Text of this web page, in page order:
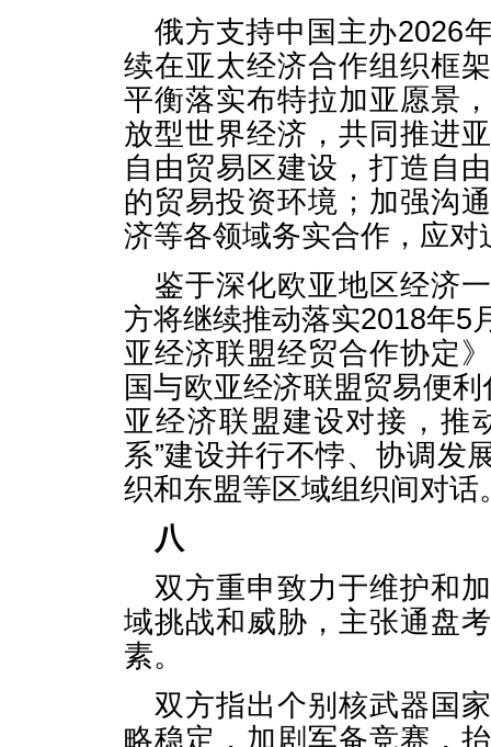
俄方支持中国主办2026
续在亚太经济合作组织框
平衡落实布特拉加亚愿景
放型世界经济，共同推进
自由贸易区建设，打造自
的贸易投资环境；加强沟
济等各领域务实合作，应
鉴于深化欧亚地区经济
方将继续推动落实2018年5
亚经济联盟经贸合作协定
国与欧亚经济联盟贸易便
亚经济联盟建设对接，推
系”建设并行不悖、协调发
织和东盟等区域组织间对话
八
双方重申致力于维护和
域挑战和威胁，主张通盘
素。
双方指出个别核武器国
略稳定，加剧军备竞赛，